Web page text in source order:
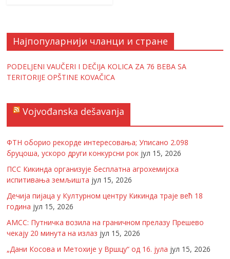
Најпопуларнији чланци и стране
PODELJENI VAUČERI I DEČIJA KOLICA ZA 76 BEBA SA
TERITORIJE OPŠTINE KOVAČICA
Vojvođanska dešavanja
ФТН оборио рекорде интересовања; Уписано 2.098
бруцоша, ускоро други конкурсни рок јул 15, 2026
ПСС Кикинда организује бесплатна агрохемијска
испитивања земљишта јул 15, 2026
Дечија пијаца у Културном центру Кикинда траје већ 18
година јул 15, 2026
АМСС: Путничка возила на граничном прелазу Прешево
чекају 20 минута на излаз јул 15, 2026
„Дани Косова и Метохије у Вршцу“ од 16. јула јул 15, 2026